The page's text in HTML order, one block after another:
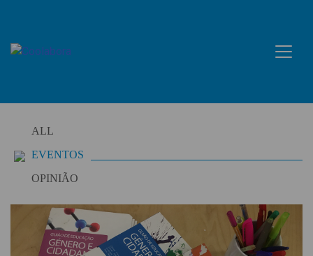
content
ALL
EVENTOS
OPINIÃO